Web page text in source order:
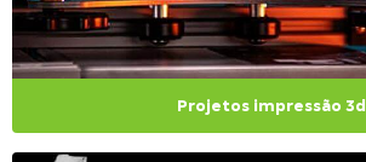
Projetos impressão 3d